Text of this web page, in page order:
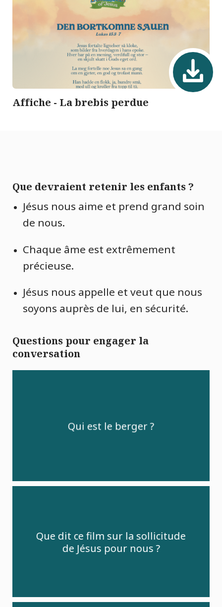
Affiche - La brebis perdue
Que devraient retenir les enfants ?
Jésus nous aime et prend grand soin
de nous.
Chaque âme est extrêmement
précieuse.
Jésus nous appelle et veut que nous
soyons auprès de lui, en sécurité.
Questions pour engager la
conversation
Qui est le berger ?
Que dit ce film sur la sollicitude
de Jésus pour nous ?